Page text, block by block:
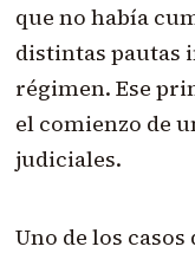
que no había
distintas pautas
régimen. Ese
el comienzo de
judiciales.
Uno de los